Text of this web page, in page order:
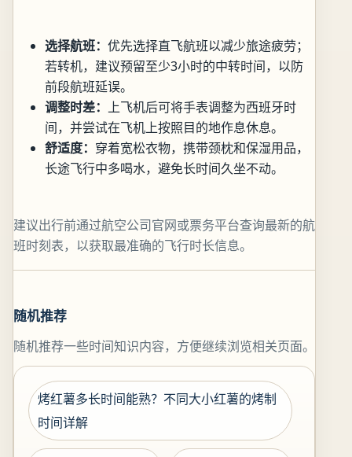
选择航班： 优先选择直飞航班以减少旅途疲劳；
若转机，建议预留至少3小时的中转时间，以防
前段航班延误。
调整时差： 上飞机后可将手表调整为西班牙时
间，并尝试在飞机上按照目的地作息休息。
舒适度： 穿着宽松衣物，携带颈枕和保湿用品，
长途飞行中多喝水，避免长时间久坐不动。
建议出行前通过航空公司官网或票务平台查询最新的航
班时刻表，以获取最准确的飞行时长信息。
随机推荐
随机推荐一些时间知识内容，方便继续浏览相关页面。
烤红薯多长时间能熟？不同大小红薯的烤制
时间详解